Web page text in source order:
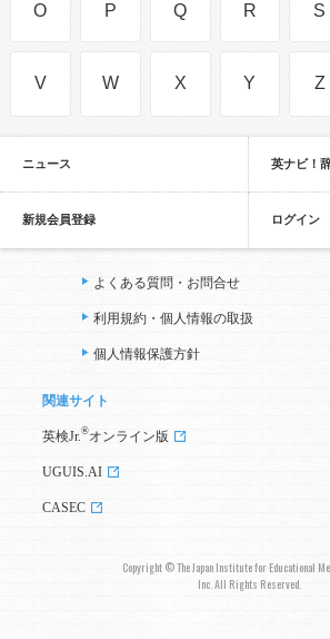
O P Q R S
V W X Y Z
ニュース 英ナビ！
新規会員登録 ログイン
よくある質問・お問合せ
利用規約・個人情報の取扱
個人情報保護方針
関連サイト
英検Jr. ®オンライン版
UGUIS.AI
CASEC
Copyright © The Japan Institute for Educational
Inc. All Rights Reserved.